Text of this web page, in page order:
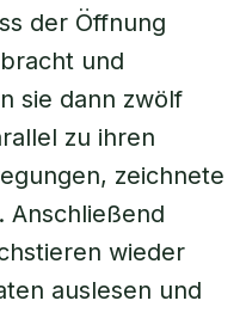
der Öffnung
und
sie dann zwölf
zu ihren
zeichnete
Anschließend
wieder
auslesen und